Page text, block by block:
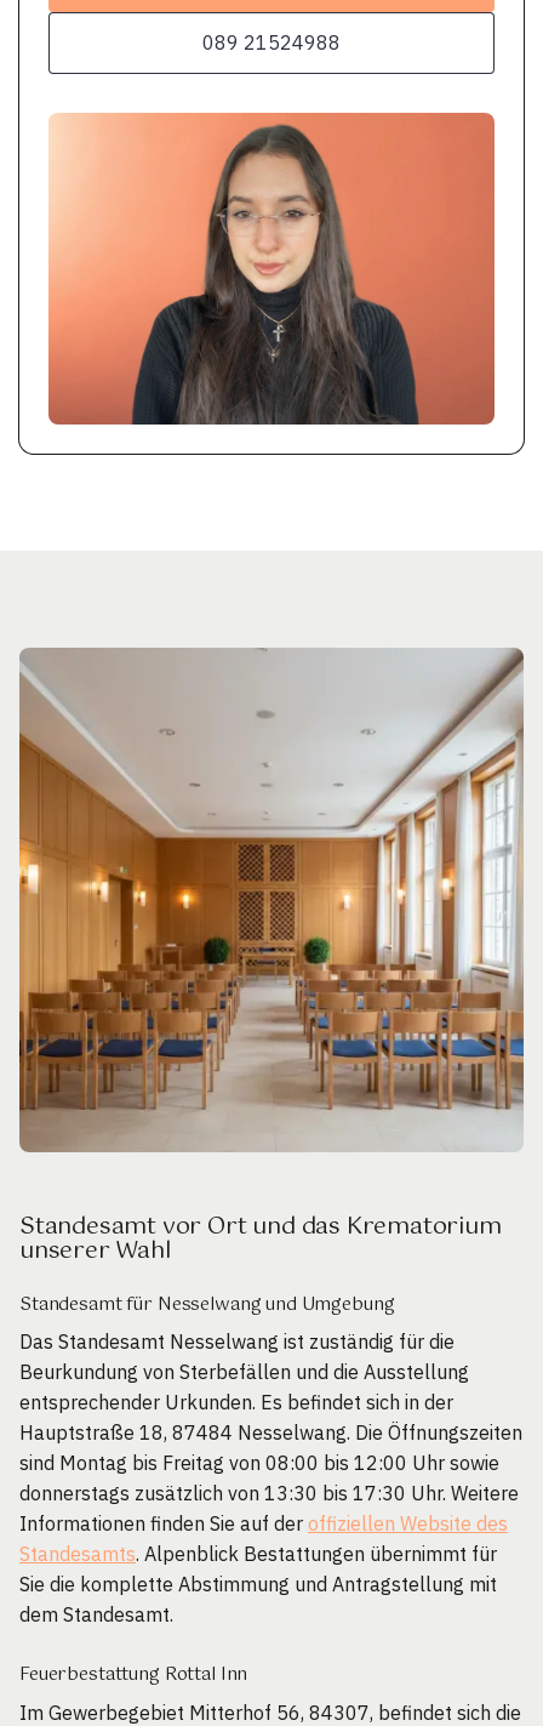
089 21524988
Standesamt vor Ort und das Krematorium
unserer Wahl
Standesamt für Nesselwang und Umgebung
Das Standesamt Nesselwang ist zuständig für die
Beurkundung von Sterbefällen und die Ausstellung
entsprechender Urkunden. Es befindet sich in der
Hauptstraße 18, 87484 Nesselwang. Die Öffnungszeiten
sind Montag bis Freitag von 08:00 bis 12:00 Uhr sowie
donnerstags zusätzlich von 13:30 bis 17:30 Uhr. Weitere
Informationen finden Sie auf der offiziellen Website des
Standesamts. Alpenblick Bestattungen übernimmt für
Sie die komplette Abstimmung und Antragstellung mit
dem Standesamt.
Feuerbestattung Rottal Inn
Im Gewerbegebiet Mitterhof 56, 84307, befindet sich die